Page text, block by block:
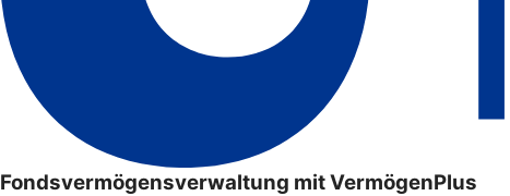
Fondsvermögensverwaltung mit VermögenPlus